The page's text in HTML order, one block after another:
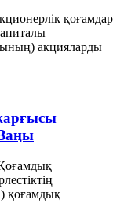
қоғамдар
акцияларды
қоғамдық